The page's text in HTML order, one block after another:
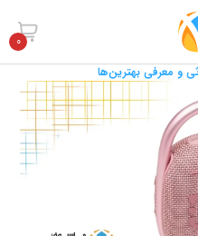
0
و معرفی بهترین‌ها